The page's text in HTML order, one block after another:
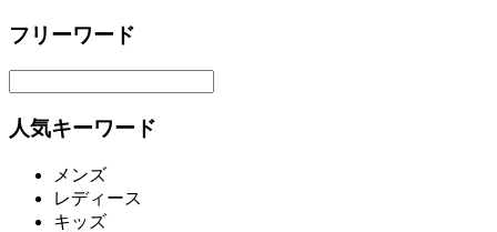
フリーワード
人気キーワード
メンズ
レディース
キッズ